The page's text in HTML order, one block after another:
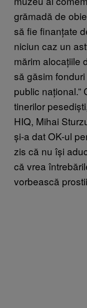
grămadă de
să fie finanțate
niciun caz un
mărim alocațiile
să găsim
public național.”
tinerilor
HIQ, Mihai
și-a dat OK-ul
zis că nu își
că vrea
vorbească